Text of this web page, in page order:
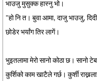
भाउजु मुसुक्क हास्नु भो।
"हो नि त। बुवा आमा, दाजु भाउजु,
छोडेर भर्यांग तिर लागें।
भुइतलामा मेरो सानो कोठा छ। सानो
कुर्शिको काम खाटैले गर्छ। कुर्शी